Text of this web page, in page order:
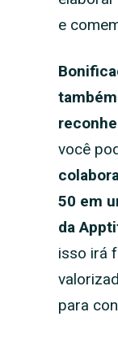
e
você
50 em
da
isso irá
para